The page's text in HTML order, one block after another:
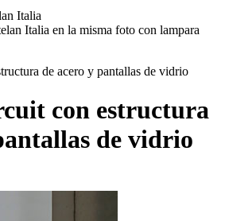
con estructura
de vidrio